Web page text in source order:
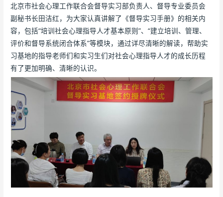
北京市社会心理工作联合会督导实习部负责人、督导专业委员会
副秘书长田洁红，为大家认真讲解了《督导实习手册》的相关内
容，包括“培训社会心理指导人才基本原则”、“建立培训、管理、
评价和督导系统闭合体系”等模块，通过详尽清晰的解读，帮助实
习基地的指导老师们和实习生们对社会心理指导人才的成长历程
有了更加明确、清晰的认识。